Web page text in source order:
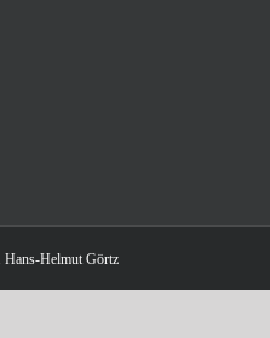
Helmut Görtz